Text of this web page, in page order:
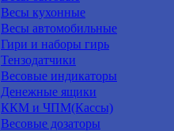
Весы кухонные
Весы автомобильные
Гири и наборы гирь
Тензодатчики
Весовые индикаторы
Денежные ящики
ККМ и ЧПМ(Кассы)
Весовые дозаторы